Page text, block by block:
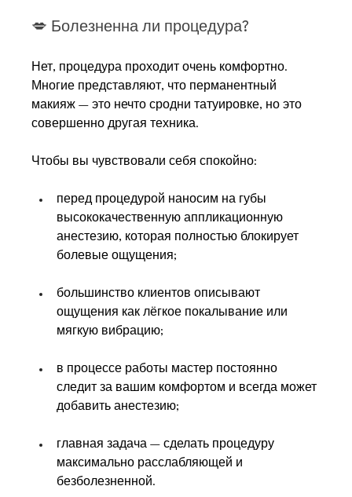
💋 Болезненна ли процедура?
Нет, процедура проходит очень комфортно.
Многие представляют, что перманентный
макияж — это нечто сродни татуировке, но это
совершенно другая техника.
Чтобы вы чувствовали себя спокойно:
перед процедурой наносим на губы
высококачественную аппликационную
анестезию, которая полностью блокирует
болевые ощущения;
большинство клиентов описывают
ощущения как лёгкое покалывание или
мягкую вибрацию;
в процессе работы мастер постоянно
следит за вашим комфортом и всегда может
добавить анестезию;
главная задача — сделать процедуру
максимально расслабляющей и
безболезненной.